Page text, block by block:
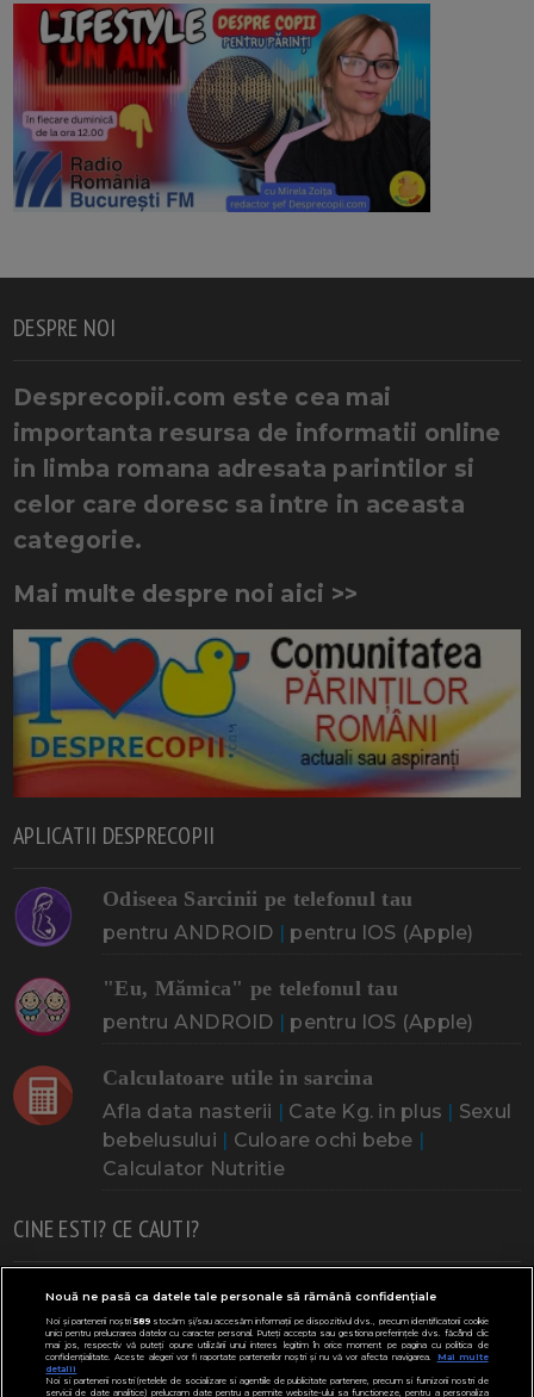
DESPRE NOI
Desprecopii.com este cea mai
importanta resursa de informatii online
in limba romana adresata parintilor si
celor care doresc sa intre in aceasta
categorie.
Mai multe despre noi aici >>
APLICATII DESPRECOPII
Odiseea Sarcinii pe telefonul tau
pentru ANDROID | pentru IOS (Apple)
"Eu, Mămica" pe telefonul tau
pentru ANDROID | pentru IOS (Apple)
Calculatoare utile in sarcina
Afla data nasterii | Cate Kg. in plus | Sexul
bebelusului | Culoare ochi bebe |
Calculator Nutritie
CINE ESTI? CE CAUTI?
Doresc un copil Adoptia Probleme cu sarcina
Urmeaza sa nasc Probleme alaptare Bebe plange
Bebe febra Cresa, Gradinta
Nouă ne pasă ca datele tale personale să rămână confidențiale
Noi și partenerii noștri589stocăm și/sau accesăm informații pe dispozitivul dvs., precum identificatorii cookie
unici pentru prelucrarea datelor cu caracter personal. Puteți accepta sau gestiona preferințele dvs. făcând clic
mai jos, respectiv vă puteți opune utilizării unui interes legitim în orice moment pe pagina cu politica de
confidențialitate. Aceste alegeri vor fi raportate partenerilor noștri și nu vă vor afecta navigarea.
Mai multe
detalii
Noi si partenerii nostri (retelele de socializare si agentiile de publicitate partenere, precum si furnizorii nostri de
servicii de date analitice) prelucram date pentru a permite website-ului sa functioneze, pentru a personaliza